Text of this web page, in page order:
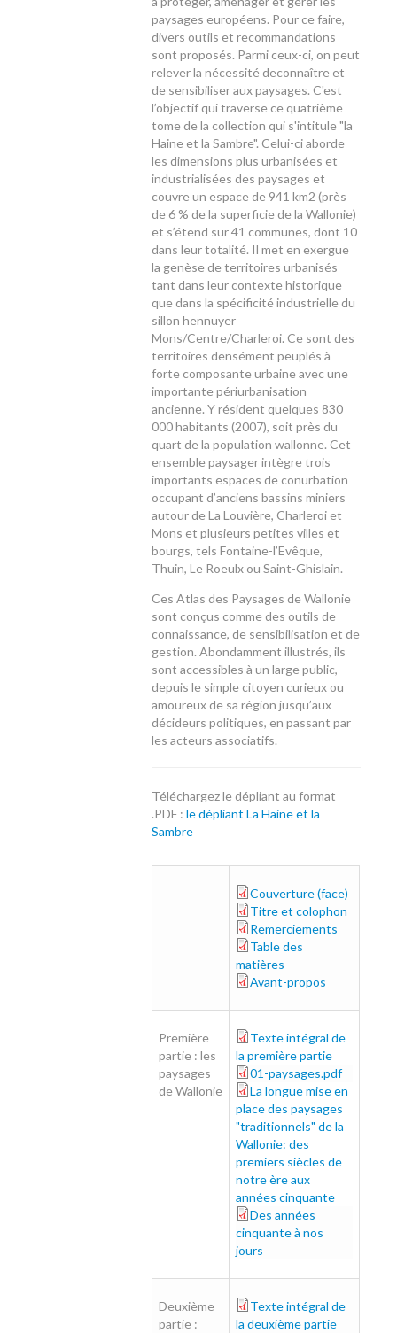
paysages européens. Pour ce faire,
divers outils et recommandations
sont proposés. Parmi ceux-ci, on peut
relever la nécessité deconnaître et
de sensibiliser aux paysages. C'est
l’objectif qui traverse ce quatrième
tome de la collection qui s'intitule "la
Haine et la Sambre". Celui-ci aborde
les dimensions plus urbanisées et
industrialisées des paysages et
couvre un espace de 941 km2 (près
de 6 % de la superficie de la Wallonie)
et s’étend sur 41 communes, dont 10
dans leur totalité. Il met en exergue
la genèse de territoires urbanisés
tant dans leur contexte historique
que dans la spécificité industrielle du
sillon hennuyer
Mons/Centre/Charleroi. Ce sont des
territoires densément peuplés à
forte composante urbaine avec une
importante périurbanisation
ancienne. Y résident quelques 830
000 habitants (2007), soit près du
quart de la population wallonne. Cet
ensemble paysager intègre trois
importants espaces de conurbation
occupant d’anciens bassins miniers
autour de La Louvière, Charleroi et
Mons et plusieurs petites villes et
bourgs, tels Fontaine-l’Evêque,
Thuin, Le Roeulx ou Saint-Ghislain.
Ces Atlas des Paysages de Wallonie
sont conçus comme des outils de
connaissance, de sensibilisation et de
gestion. Abondamment illustrés, ils
sont accessibles à un large public,
depuis le simple citoyen curieux ou
amoureux de sa région jusqu’aux
décideurs politiques, en passant par
les acteurs associatifs.
Téléchargez le dépliant au format
.PDF :le dépliant La Haine et la
Sambre
couverture_web.pdf
Couverture (face)
titre_et_colophon.pdf
Titre et colophon
remerciements_0.pdf
Remerciements
table-des-
matieres_1.pdf
Table des
matières
avant-propos_0.pdf
Avant-propos
Première
partie : les
paysages
de Wallonie
1e-partie.pdf
Texte intégral de
la première partie
01-paysages.pdf
01-paysages.pdf
01-mise-en-place.pdf
La longue mise en
place des paysages
"traditionnels" de la
Wallonie: des
premiers siècles de
notre ère aux
années cinquante
01-annees50.pdf
Des années
cinquante à nos
jours
Deuxième
partie :
part-2-tout_0.pdf
Texte intégral de
la deuxième partie